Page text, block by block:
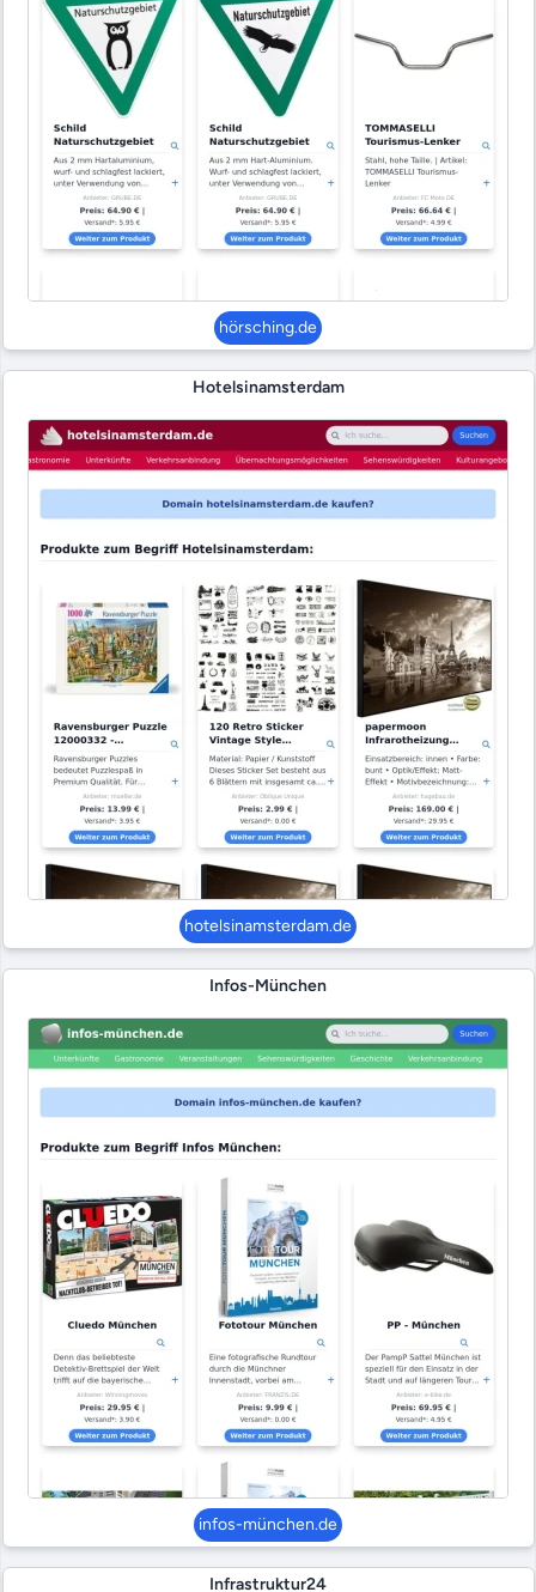
hörsching.de
Hotelsinamsterdam
hotelsinamsterdam.de
Infos-München
infos-münchen.de
Infrastruktur24